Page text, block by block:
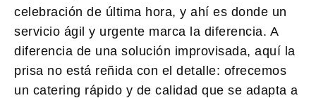
celebración de última hora, y ahí es donde un
servicio ágil y urgente marca la diferencia. A
diferencia de una solución improvisada, aquí la
prisa no está reñida con el detalle: ofrecemos
un catering rápido y de calidad que se adapta a